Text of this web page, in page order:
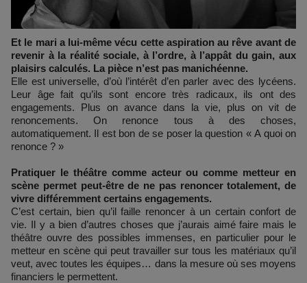
Et le mari a lui-même vécu cette aspiration au rêve avant de
revenir à la réalité sociale, à l’ordre, à l’appât du gain, aux
plaisirs calculés. La pièce n’est pas manichéenne.
Elle est universelle, d’où l’intérêt d’en parler avec des lycéens.
Leur âge fait qu’ils sont encore très radicaux, ils ont des
engagements. Plus on avance dans la vie, plus on vit de
renoncements. On renonce tous à des choses,
automatiquement. Il est bon de se poser la question « A quoi on
renonce ? »
Pratiquer le théâtre comme acteur ou comme metteur en
scène permet peut-être de ne pas renoncer totalement, de
vivre différemment certains engagements.
C’est certain, bien qu’il faille renoncer à un certain confort de
vie. Il y a bien d’autres choses que j’aurais aimé faire mais le
théâtre ouvre des possibles immenses, en particulier pour le
metteur en scène qui peut travailler sur tous les matériaux qu’il
veut, avec toutes les équipes… dans la mesure où ses moyens
financiers le permettent.